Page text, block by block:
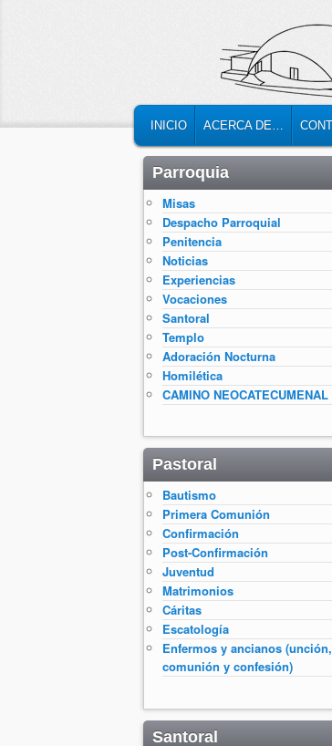
SKIP TO PRIMARY
SKIP TO SECONDARY
INICIO ACERCA DE…
Parroquia
Misas
Despacho Parroquial
Penitencia
Noticias
Experiencias
Vocaciones
Santoral
Templo
Adoración Nocturna
Homilética
CAMINO NEOCATECUMENAL
Pastoral
Bautismo
Primera Comunión
Confirmación
Post-Confirmación
Juventud
Matrimonios
Cáritas
Escatología
Enfermos y ancianos (unción,
comunión y confesión)
Santoral